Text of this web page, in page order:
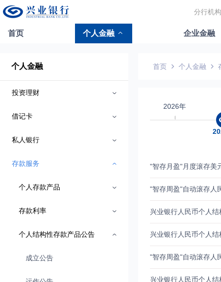
分行机构
首页 个人金融 企业金融
个人金融
投资理财
借记卡
私人银行
存款服务
个人存款产品
存款利率
个人结构性存款产品公告
成立公告
首页 个人金融
2026年
"智存月盈"月度滚存美
"智存周盈"自动滚存人
兴业银行人民币个人
兴业银行人民币个人
"智存周盈"自动滚存人
兴业银行人民币个人